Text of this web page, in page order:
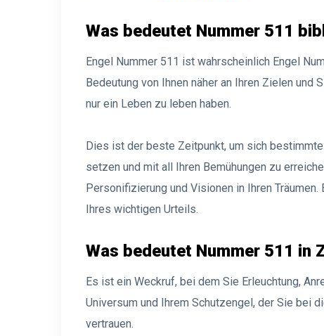
Was bedeutet Nummer 511
Engel Nummer 511 ist wahrscheinlich Engel
Bedeutung von Ihnen näher an Ihren Zielen
nur ein Leben zu leben haben.
Dies ist der beste Zeitpunkt, um sich
setzen und mit all Ihren Bemühungen zu
Personifizierung und Visionen in Ihren
Ihres wichtigen Urteils.
Was bedeutet Nummer 511 in
Es ist ein Weckruf, bei dem Sie Erleuchtung,
Universum und Ihrem Schutzengel, der Sie bei
vertrauen.